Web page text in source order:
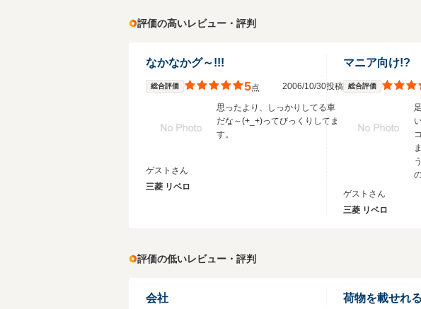
評価の高いレビュー・評判
なかなかグ～!!!
総合評価 5点 2006/10/30投稿
思ったより、しっかりしてる車
だな～(+_+)ってびっくりしてま
す。
ゲストさん
三菱 リベロ
マニア向け!?
総合評価
ゲストさん
三菱 リベロ
評価の低いレビュー・評判
会社 荷物を載せれる